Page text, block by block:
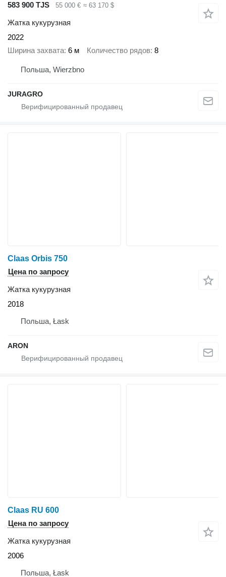
583 900 TJS
55 000 € ≈ 63 170 $
Жатка кукурузная
2022
Ширина захвата 6 м Количество рядов 8
Польша, Wierzbno
JURAGRO
Claas Orbis 750
Цена по запросу
Жатка кукурузная
2018
Польша, Łask
ARON
Claas RU 600
Цена по запросу
Жатка кукурузная
2006
Польша, Łask